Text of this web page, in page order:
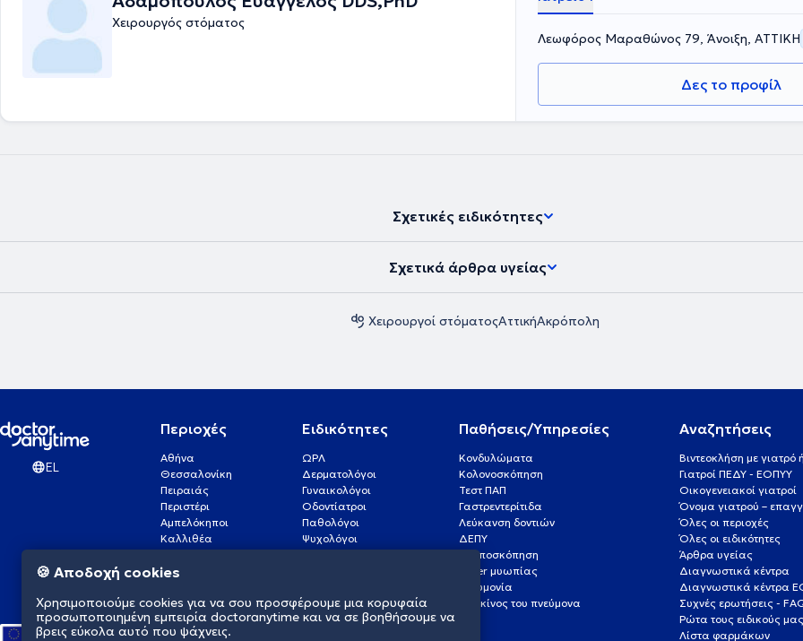
Χειρουργός στόματος
Λεωφόρος Μαραθώνος 79, Άνοιξη, ΑΤΤΙΚΗ
Δες το προφίλ
Σχετικές ειδικότητες
Σχετικά άρθρα υγείας
Χειρουργοί στόματοςΑττικήΑκρόπολη
EL
Περιοχές
Αθήνα
Θεσσαλονίκη
Πειραιάς
Περιστέρι
Αμπελόκηποι
Καλλιθέα
Πάτρα
Γλυφάδα
Νέα Σμύρνη
Ειδικότητες
ΩΡΛ
Δερματολόγοι
Γυναικολόγοι
Οδοντίατροι
Παθολόγοι
Ψυχολόγοι
Οφθαλμίατροι
Καρδιολόγοι
Παθήσεις/Υπηρεσίες
Κονδυλώματα
Κολονοσκόπηση
Τεστ ΠΑΠ
Γαστρεντερίτιδα
Λεύκανση δοντιών
ΔΕΠΥ
Κολποσκόπηση
Laser μυωπίας
Πνευμονία
Καρκίνος του πνεύμονα
Αναζητήσεις
Βιντεοκλήση με
Γιατροί ΠΕΔΥ - ΕΟΠΥΥ
Οικογενειακοί γιατροί
Όνομα γιατρού –
Όλες οι περιοχές
Όλες οι ειδικότητες
Άρθρα υγείας
Διαγνωστικά κέντρα
Διαγνωστικά κέντρα
Συχνές ερωτήσεις -
Ρώτα τους ειδικούς μας
Λίστα φαρμάκων
🍪 Αποδοχή cookies
Χρησιμοποιούμε cookies για να σου προσφέρουμε μια κορυφαία
προσωποποιημένη εμπειρία doctoranytime και να σε βοηθήσουμε να
βρεις εύκολα αυτό που ψάχνεις.